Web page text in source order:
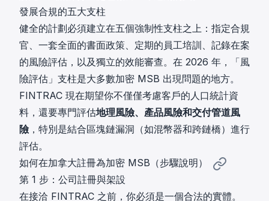
發展合規的五大支柱
健全的計劃必須建立在五個強制性支柱之上：指定合規
官、一套全面的書面政策、定期的員工培訓、記錄在案
的風險評估，以及獨立的效能審查。在 2026 年，「風
險評估」支柱是大多數加密 MSB 出現問題的地方。
FINTRAC 現在期望你不僅僅考慮客戶的人口統計資
料，還要專門評估地理風險、產品風險和交付管道風
險 ，特別是結合區塊鏈漏洞（如混幣器和跨鏈橋）進行
評估。
如何在加拿大註冊為加密 MSB（步驟說明）
第 1 步：公司註冊與架設
在接洽 FINTRAC 之前，你必須是一個合法的實體。